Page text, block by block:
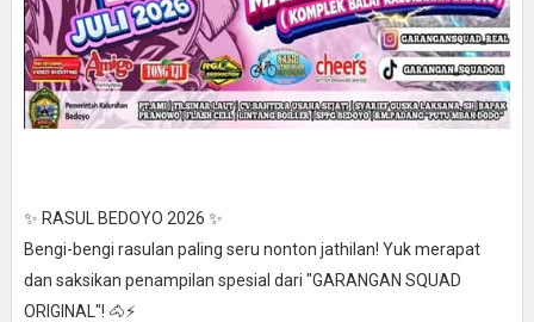
✨ RASUL BEDOYO 2026 ✨
Bengi-bengi rasulan paling seru nonton jathilan! Yuk merapat
dan saksikan penampilan spesial dari "GARANGAN SQUAD
ORIGINAL"! 🐴⚡